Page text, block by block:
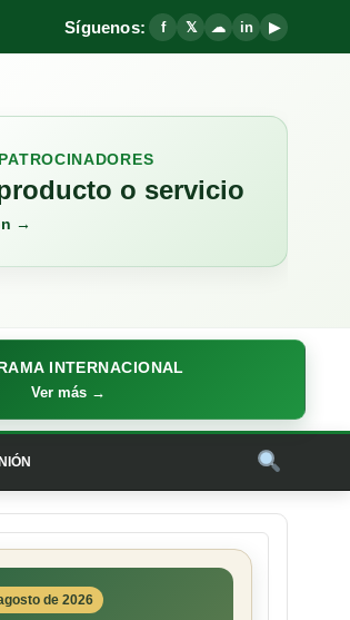
Síguenos: f 𝕏 ☁ in ▶
o servicio
→
INTERNACIONAL
Ver más →
de 2026